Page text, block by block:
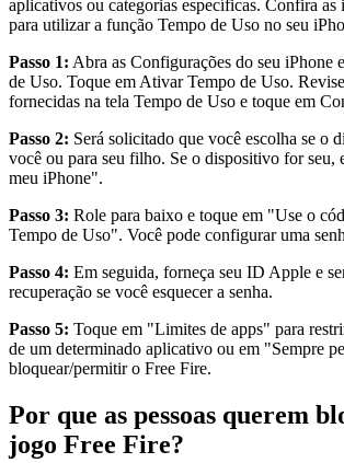
aplicativos ou categorias específicas. Confira as
para utilizar a função Tempo de Uso no seu
Passo 1: Abra as Configurações do seu iPhone
de Uso. Toque em Ativar Tempo de Uso.
fornecidas na tela Tempo de Uso e toque em
Passo 2: Será solicitado que você escolha se o
você ou para seu filho. Se o dispositivo for seu,
meu iPhone".
Passo 3: Role para baixo e toque em "Use o
Tempo de Uso". Você pode configurar uma
Passo 4: Em seguida, forneça seu ID Apple e
recuperação se você esquecer a senha.
Passo 5: Toque em "Limites de apps" para
de um determinado aplicativo ou em "Sempre
bloquear/permitir o Free Fire.
Por que as pessoas querem
jogo Free Fire?